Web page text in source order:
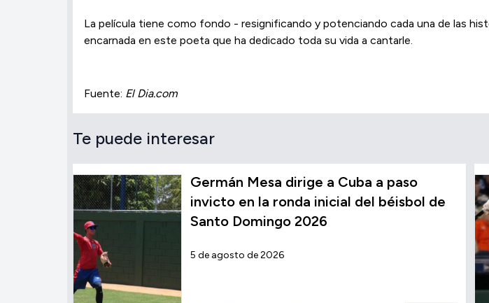
La película tiene como fondo - resignificando y potenciando cada una de las
encarnada en este poeta que ha dedicado toda su vida a cantarle.
Fuente: El Dia.com
Te puede interesar
Germán Mesa dirige a Cuba a paso
invicto en la ronda inicial del béisbol de
Santo Domingo 2026
5 de agosto de 2026